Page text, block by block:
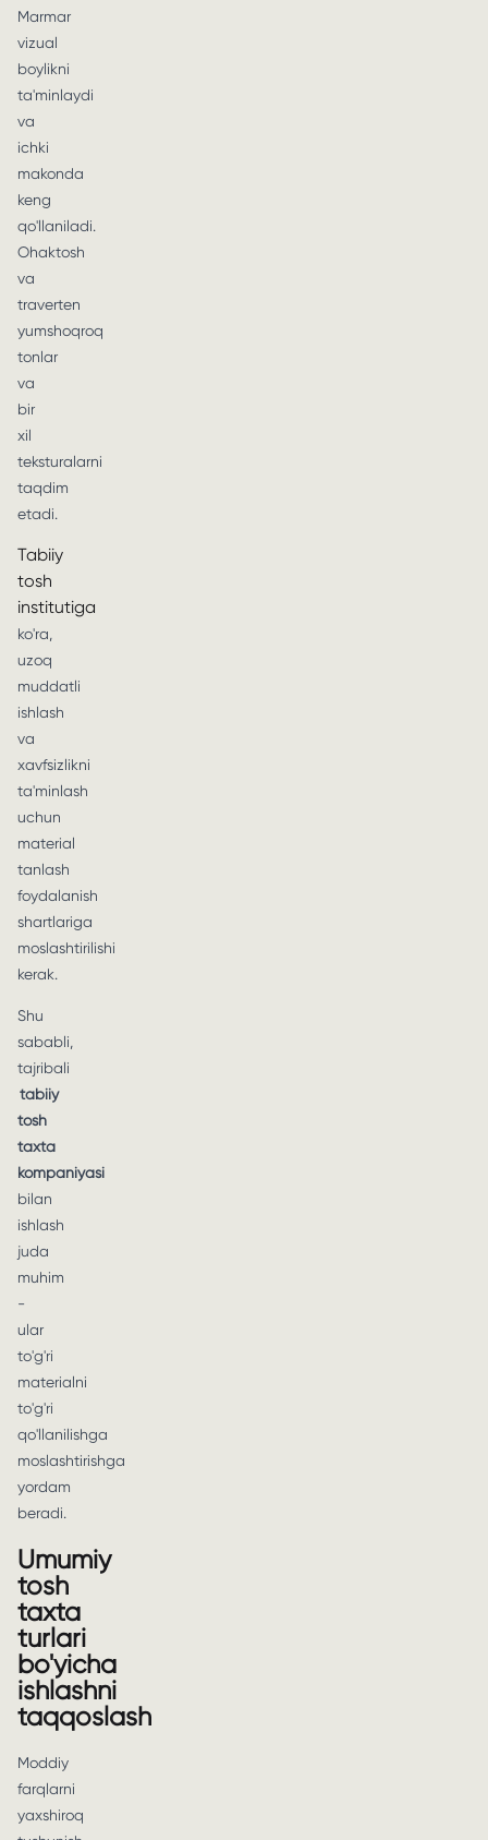
Marmar
vizual
boylikni
ta'minlaydi
va
ichki
makonda
keng
qo'llaniladi.
Ohaktosh
va
traverten
yumshoqroq
tonlar
va
bir
xil
teksturalarni
taqdim
etadi.
Tabiiy
tosh
institutiga
ko'ra,
uzoq
muddatli
ishlash
va
xavfsizlikni
ta'minlash
uchun
material
tanlash
foydalanish
shartlariga
moslashtirilishi
kerak.
Shu
sababli,
tajribali
tabiiy
tosh
taxta
kompaniyasi
bilan
ishlash
juda
muhim
-
ular
to'g'ri
materialni
to'g'ri
qo'llanilishga
moslashtirishga
yordam
beradi.
Umumiy
tosh
taxta
turlari
bo'yicha
ishlashni
taqqoslash
Moddiy
farqlarni
yaxshiroq